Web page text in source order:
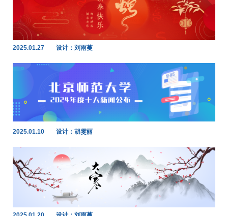
2025.01.27 设计：刘雨蔓
2025.01.10 设计：胡雯丽